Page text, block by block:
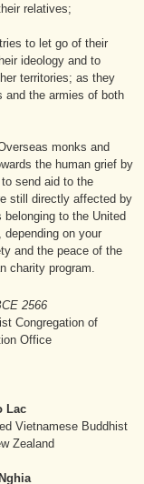
relatives;
to let go of their
ideology and to
territories; as they
and the armies of both
monks and
the human grief by
send aid to the
still directly affected by
to the United
on your
and the peace of the
charity program.
2566
Congregation of
Office
Lac
Vietnamese Buddhist
Zealand